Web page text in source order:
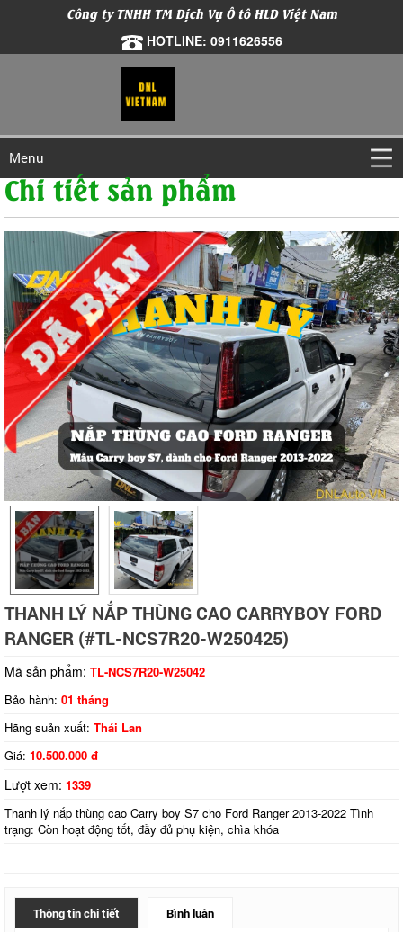
Công ty TNHH TM Dịch Vụ Ô tô HLD Việt Nam
HOTLINE: 0911626556
Menu
Chi tiết sản phẩm
Tap to expand
THANH LÝ NẮP THÙNG CAO CARRYBOY FORD
RANGER (#TL-NCS7R20-W250425)
Mã sản phẩm: TL-NCS7R20-W25042
Bảo hành: 01 tháng
Hãng suản xuất: Thái Lan
Giá: 10.500.000 đ
Lượt xem: 1339
Thanh lý nắp thùng cao Carry boy S7 cho Ford Ranger 2013-2022 Tình
trạng: Còn hoạt động tốt, đầy đủ phụ kiện, chìa khóa
Thông tin chi tiết Bình luận